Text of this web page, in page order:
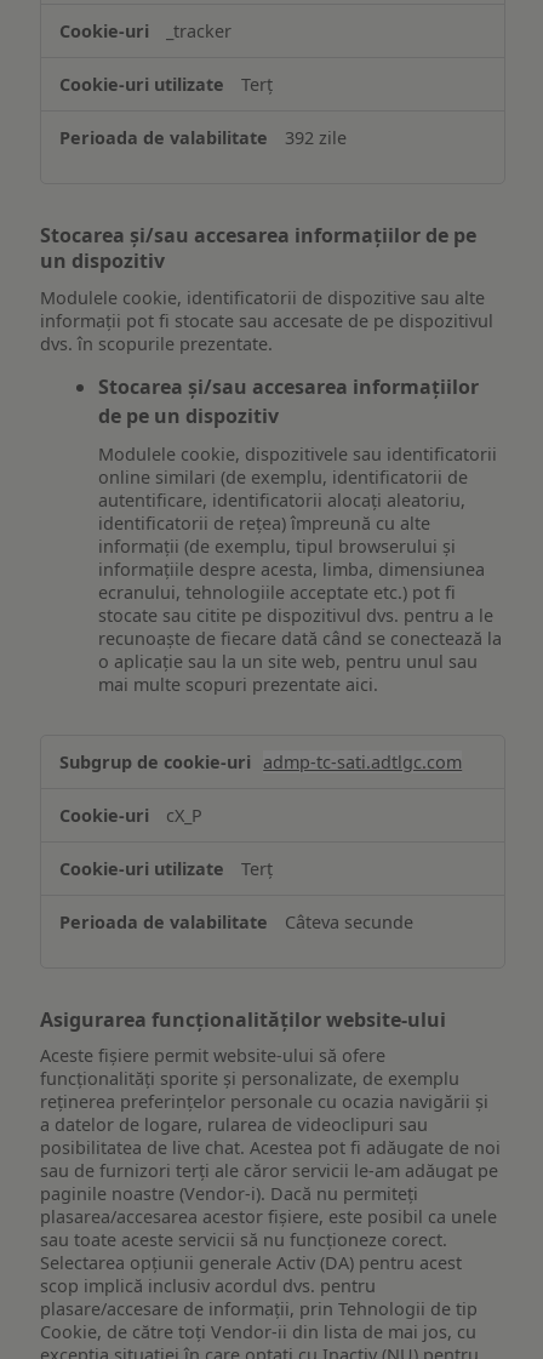
_tracker
Terț
392 zile
Stocarea și/sau accesarea informațiilor de pe
un dispozitiv
Modulele cookie, identificatorii de dispozitive sau alte
informații pot fi stocate sau accesate de pe dispozitivul
dvs. în scopurile prezentate.
Stocarea și/sau accesarea informațiilor
de pe un dispozitiv
Modulele cookie, dispozitivele sau identificatorii
online similari (de exemplu, identificatorii de
autentificare, identificatorii alocați aleatoriu,
identificatorii de rețea) împreună cu alte
informații (de exemplu, tipul browserului și
informațiile despre acesta, limba, dimensiunea
ecranului, tehnologiile acceptate etc.) pot fi
stocate sau citite pe dispozitivul dvs. pentru a le
recunoaște de fiecare dată când se conectează la
o aplicație sau la un site web, pentru unul sau
mai multe scopuri prezentate aici.
și/sau
informațiilor
pe
dispozitiv
admp-tc-sati.adtlgc.com
cX_P
Terț
Câteva secunde
Asigurarea funcționalităților website-ului
Aceste fișiere permit website-ului să ofere
funcționalități sporite și personalizate, de exemplu
reţinerea preferinţelor personale cu ocazia navigării și
a datelor de logare, rularea de videoclipuri sau
posibilitatea de live chat. Acestea pot fi adăugate de noi
sau de furnizori terți ale căror servicii le-am adăugat pe
paginile noastre (Vendor-i). Dacă nu permiteți
plasarea/accesarea acestor fișiere, este posibil ca unele
sau toate aceste servicii să nu funcționeze corect.
Selectarea opțiunii generale Activ (DA) pentru acest
scop implică inclusiv acordul dvs. pentru
plasare/accesare de informații, prin Tehnologii de tip
Cookie, de către toți Vendor-ii din lista de mai jos, cu